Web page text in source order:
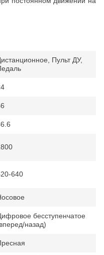
Пульт ДУ,
640
бесступенчатое
назад)